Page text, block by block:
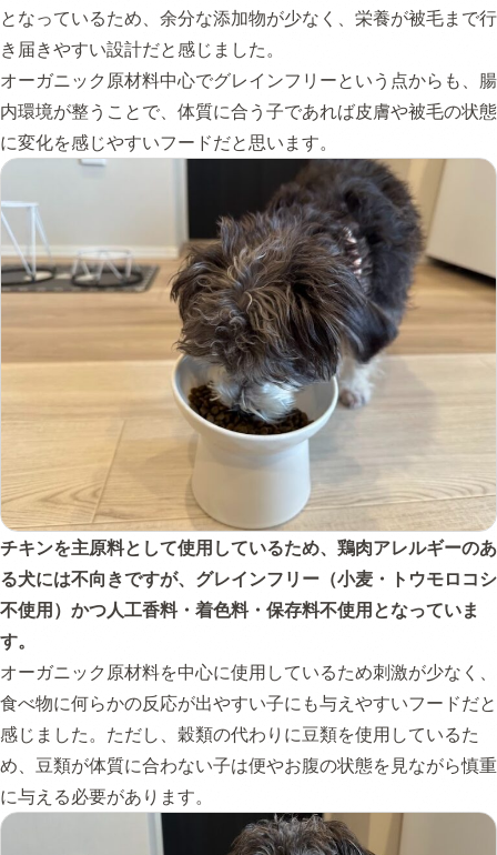
となっているため、余分な添加物が少なく、栄養が被毛まで行
き届きやすい設計だと感じました。
オーガニック原材料中心でグレインフリーという点からも、腸
内環境が整うことで、体質に合う子であれば皮膚や被毛の状態
に変化を感じやすいフードだと思います。
チキンを主原料として使用しているため、鶏肉アレルギーのあ
る犬には不向きですが、グレインフリー（小麦・トウモロコシ
不使用）かつ人工香料・着色料・保存料不使用となっていま
す。
オーガニック原材料を中心に使用しているため刺激が少なく、
食べ物に何らかの反応が出やすい子にも与えやすいフードだと
感じました。ただし、穀類の代わりに豆類を使用しているた
め、豆類が体質に合わない子は便やお腹の状態を見ながら慎重
に与える必要があります。